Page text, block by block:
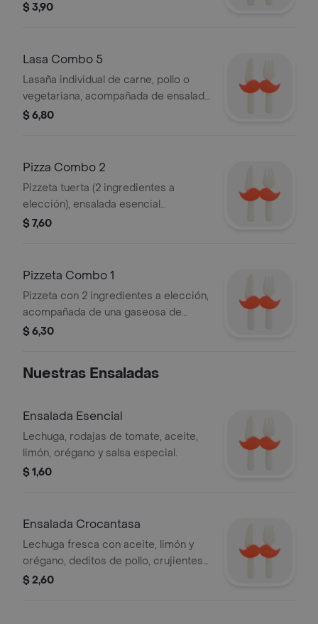
$ 3,90
Lasa Combo 5
Lasaña individual de carne, pollo o
vegetariana, acompañada de ensalada
esencial, 2 panes de ajo y gaseosa de
$ 6,80
Pizza Combo 2
Pizzeta tuerta (2 ingredientes a
elección), ensalada esencial
individual, 2 panes de sajo y gaseosa
$ 7,60
Pizzeta Combo 1
Pizzeta con 2 ingredientes a elección,
acompañada de una gaseosa de
300cc.
$ 6,30
Nuestras Ensaladas
Ensalada Esencial
Lechuga, rodajas de tomate, aceite,
limón, orégano y salsa especial.
$ 1,60
Ensalada Crocantasa
Lechuga fresca con aceite, limón y
orégano, deditos de pollo, crujientes
masitas de queso mozzarella y salsa
$ 2,60